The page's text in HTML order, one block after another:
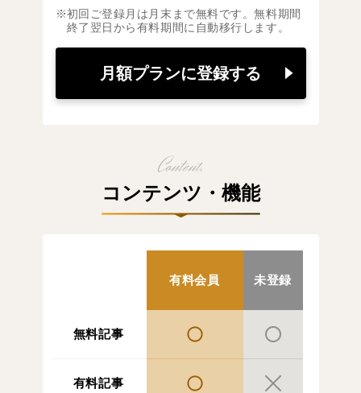
初回ご登録月は月末まで無料です。無料期間
終了翌日から有料期間に自動移行します。
月額プランに登録する
コンテンツ・機能
有料会員 未登録
無料記事
有料記事